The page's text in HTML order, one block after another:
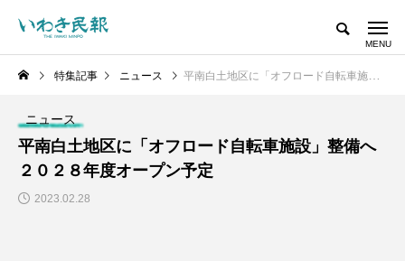
特集記事 ニュース 平南白土地区に「オフロード自転車施設」整備へ ２０２８年度オープン予定
ニュース
平南白土地区に「オフロード自転車施設」整備へ
２０２８年度オープン予定
2023.02.28